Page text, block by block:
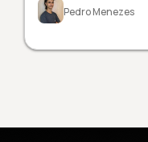
Pedro Menezes